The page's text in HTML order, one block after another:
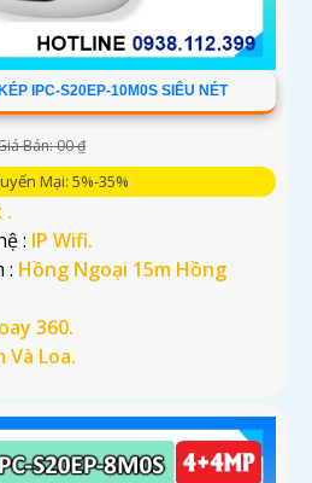
IPC-S20EP-10M0S SIÊU NÉT
Bán: 00 ₫
Mại: 5%-35%
.
: IP Wifi.
: Hồng Ngoại 15m Hồng
360.
Và Loa.